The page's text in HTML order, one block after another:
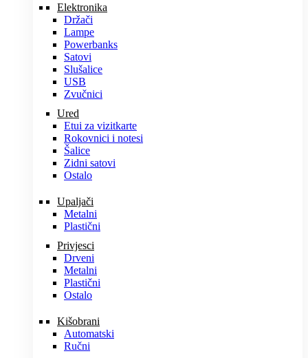
Elektronika
Držači
Lampe
Powerbanks
Satovi
Slušalice
USB
Zvučnici
Ured
Etui za vizitkarte
Rokovnici i notesi
Šalice
Zidni satovi
Ostalo
Upaljači
Metalni
Plastični
Privjesci
Drveni
Metalni
Plastični
Ostalo
Kišobrani
Automatski
Ručni